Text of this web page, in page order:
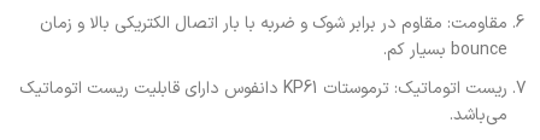
مقاومت: مقاوم در برابر شوک و ضربه با بار اتصال الکتریکی بالا و زمان
bounce بسیار کم.
ریست اتوماتیک: ترموستات KP61 دانفوس دارای قابلیت ریست اتوماتیک
می‌باشد.